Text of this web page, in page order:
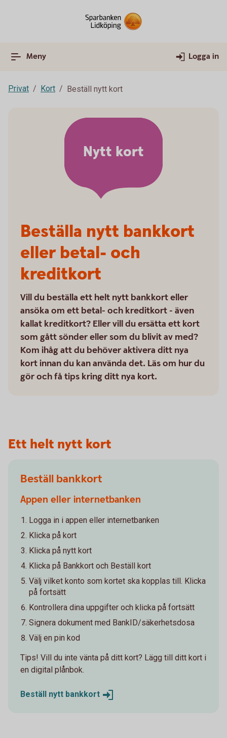
Meny Logga in
Privat Kort Beställ nytt kort
Beställa nytt bankkort
eller betal- och
kreditkort
Vill du beställa ett helt nytt bankkort eller
ansöka om ett betal- och kreditkort - även
kallat kreditkort? Eller vill du ersätta ett kort
som gått sönder eller som du blivit av med?
Kom ihåg att du behöver aktivera ditt nya
kort innan du kan använda det. Läs om hur du
gör och få tips kring ditt nya kort.
Nytt kort
Ett helt nytt kort
Beställ bankkort
Appen eller internetbanken
Logga in i appen eller internetbanken
Klicka på kort
Klicka på nytt kort
Klicka på Bankkort och Beställ kort
Välj vilket konto som kortet ska kopplas till. Klicka
på fortsätt
Kontrollera dina uppgifter och klicka på fortsätt
Signera dokument med BankID/säkerhetsdosa
Välj en pin kod
Tips! Vill du inte vänta på ditt kort? Lägg till ditt kort i
en digital plånbok.
Beställ nytt bankkort